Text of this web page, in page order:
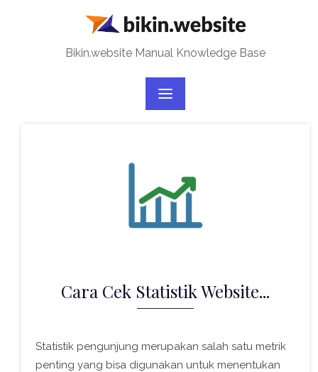
Bikin.website Manual Knowledge Base
Cara Cek Statistik Website...
Statistik pengunjung merupakan salah satu metrik
penting yang bisa digunakan untuk menentukan